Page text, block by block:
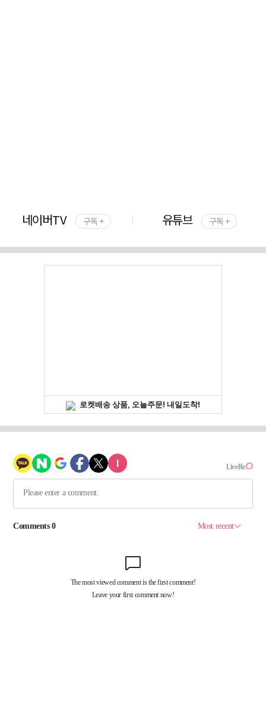
네이버TV 구독 + 유튜브 구독 +